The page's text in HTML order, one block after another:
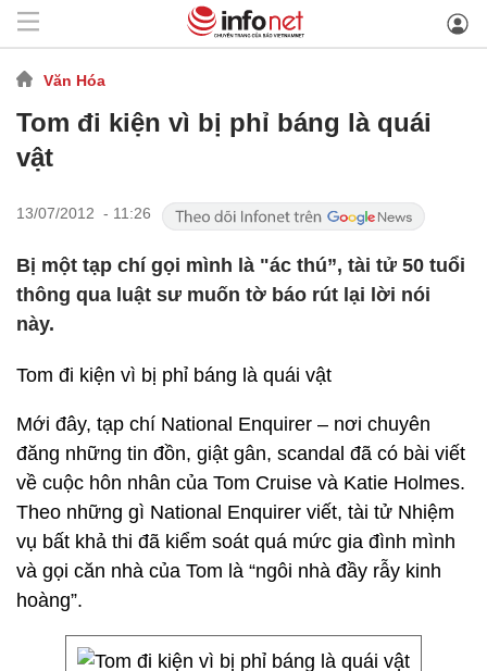
Văn Hóa
Tom đi kiện vì bị phỉ báng là quái
vật
13/07/2012 - 11:26
Bị một tạp chí gọi mình là "ác thú”, tài tử 50 tuổi
thông qua luật sư muốn tờ báo rút lại lời nói
này.
Tom đi kiện vì bị phỉ báng là quái vật
Mới đây, tạp chí National Enquirer – nơi chuyên
đăng những tin đồn, giật gân, scandal đã có bài viết
về cuộc hôn nhân của Tom Cruise và Katie Holmes.
Theo những gì National Enquirer viết, tài tử Nhiệm
vụ bất khả thi đã kiểm soát quá mức gia đình mình
và gọi căn nhà của Tom là “ngôi nhà đầy rẫy kinh
hoàng”.